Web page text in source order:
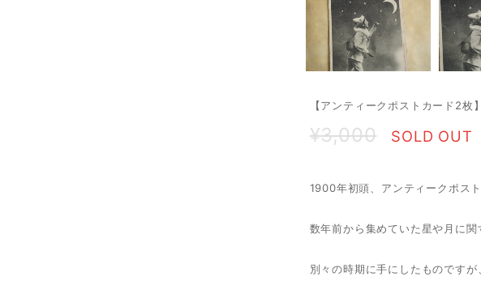
【アンティークポストカード2枚】
¥3,000 SOLD OUT
1900年初頭、アンティークポス
数年前から集めていた星や月に関
別々の時期に手にしたものです